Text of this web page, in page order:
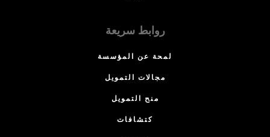
روابط سريعة
لمحة عن المؤسسة
مجالات التمويل
منح التمويل
كتشافات